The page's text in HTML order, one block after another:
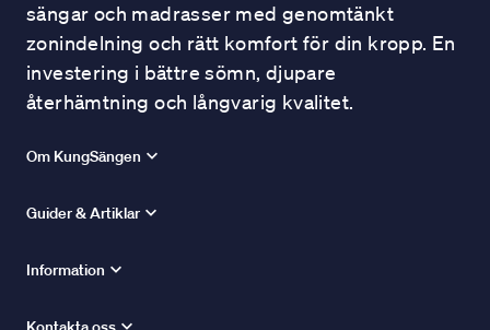
sängar och madrasser med genomtänkt
zonindelning och rätt komfort för din kropp. En
investering i bättre sömn, djupare
återhämtning och långvarig kvalitet.
Om KungSängen
Guider & Artiklar
Information